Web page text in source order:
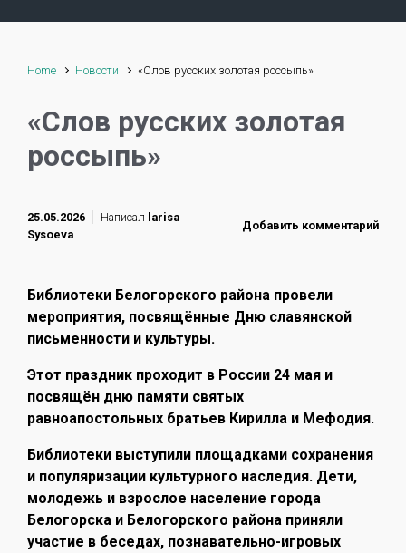
Home Новости «Слов русских золотая россыпь»
«Слов русских золотая
россыпь»
25.05.2026 Написал larisa
Sysoeva
Добавить комментарий
Библиотеки Белогорского района провели
мероприятия, посвящённые Дню славянской
письменности и культуры.
Этот праздник проходит в России 24 мая и
посвящён дню памяти святых
равноапостольных братьев Кирилла и Мефодия.
Библиотеки выступили площадками сохранения
и популяризации культурного наследия. Дети,
молодежь и взрослое население города
Белогорска и Белогорского района приняли
участие в беседах, познавательно-игровых